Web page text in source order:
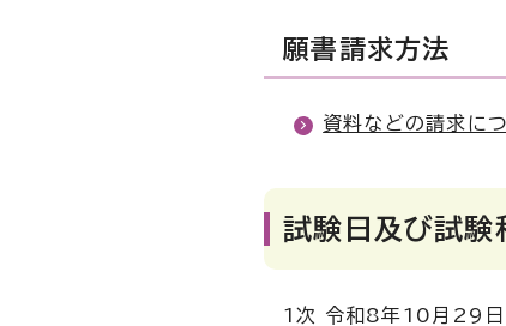
願書請求方法
資料などの請求に
試験日及び試験
1次 令和8年10月29日